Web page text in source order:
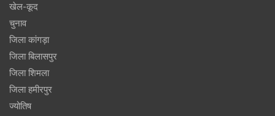
खेल-कूद
चुनाव
जिला कांगड़ा
जिला बिलासपुर
जिला शिमला
जिला हमीरपुर
ज्योतिष